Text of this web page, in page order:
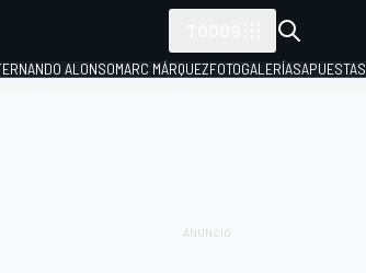
ALONSOMARC MÁRQUEZFOTOGALERÍASAPUESTAS